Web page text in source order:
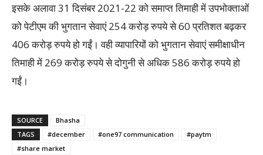
इसके अलावा 31 दिसंबर 2021-22 को समाप्त तिमाही में उपभोक्ताओं
को पेटीएम की भुगतान सेवाएं 254 करोड़ रुपये से 60 प्रतिशत बढ़कर
406 करोड़ रुपये हो गईं। वही व्यापारियों को भुगतान सेवाएं समीक्षाधीन
तिमाही में 269 करोड़ रुपये से दोगुनी से अधिक 586 करोड़ रुपये हो
गईं।
SOURCE
Bhasha
TAGS
#december #one97 communication
#paytm
#share market